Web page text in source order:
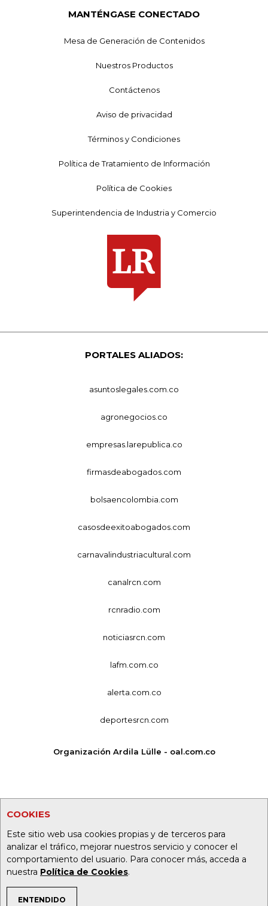
COOKIES
Este sitio web usa cookies propias y de terceros para
analizar el tráfico, mejorar nuestros servicio y conocer el
comportamiento del usuario. Para conocer más, acceda a
nuestra Política de Cookies.
ENTENDIDO
MANTÉNGASE CONECTADO
Mesa de Generación de Contenidos
Nuestros Productos
Contáctenos
Aviso de privacidad
Términos y Condiciones
Política de Tratamiento de Información
Política de Cookies
Superintendencia de Industria y Comercio
PORTALES ALIADOS:
asuntoslegales.com.co
agronegocios.co
empresas.larepublica.co
firmasdeabogados.com
bolsaencolombia.com
casosdeexitoabogados.com
carnavalindustriacultural.com
canalrcn.com
rcnradio.com
noticiasrcn.com
lafm.com.co
alerta.com.co
deportesrcn.com
Organización Ardila Lülle - oal.com.co